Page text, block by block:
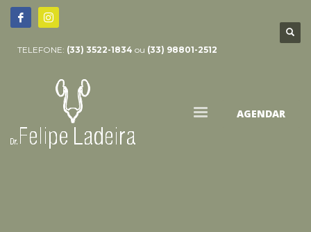
TELEFONE: (33) 3522-1834 ou (33) 98801-2512
AGENDAR